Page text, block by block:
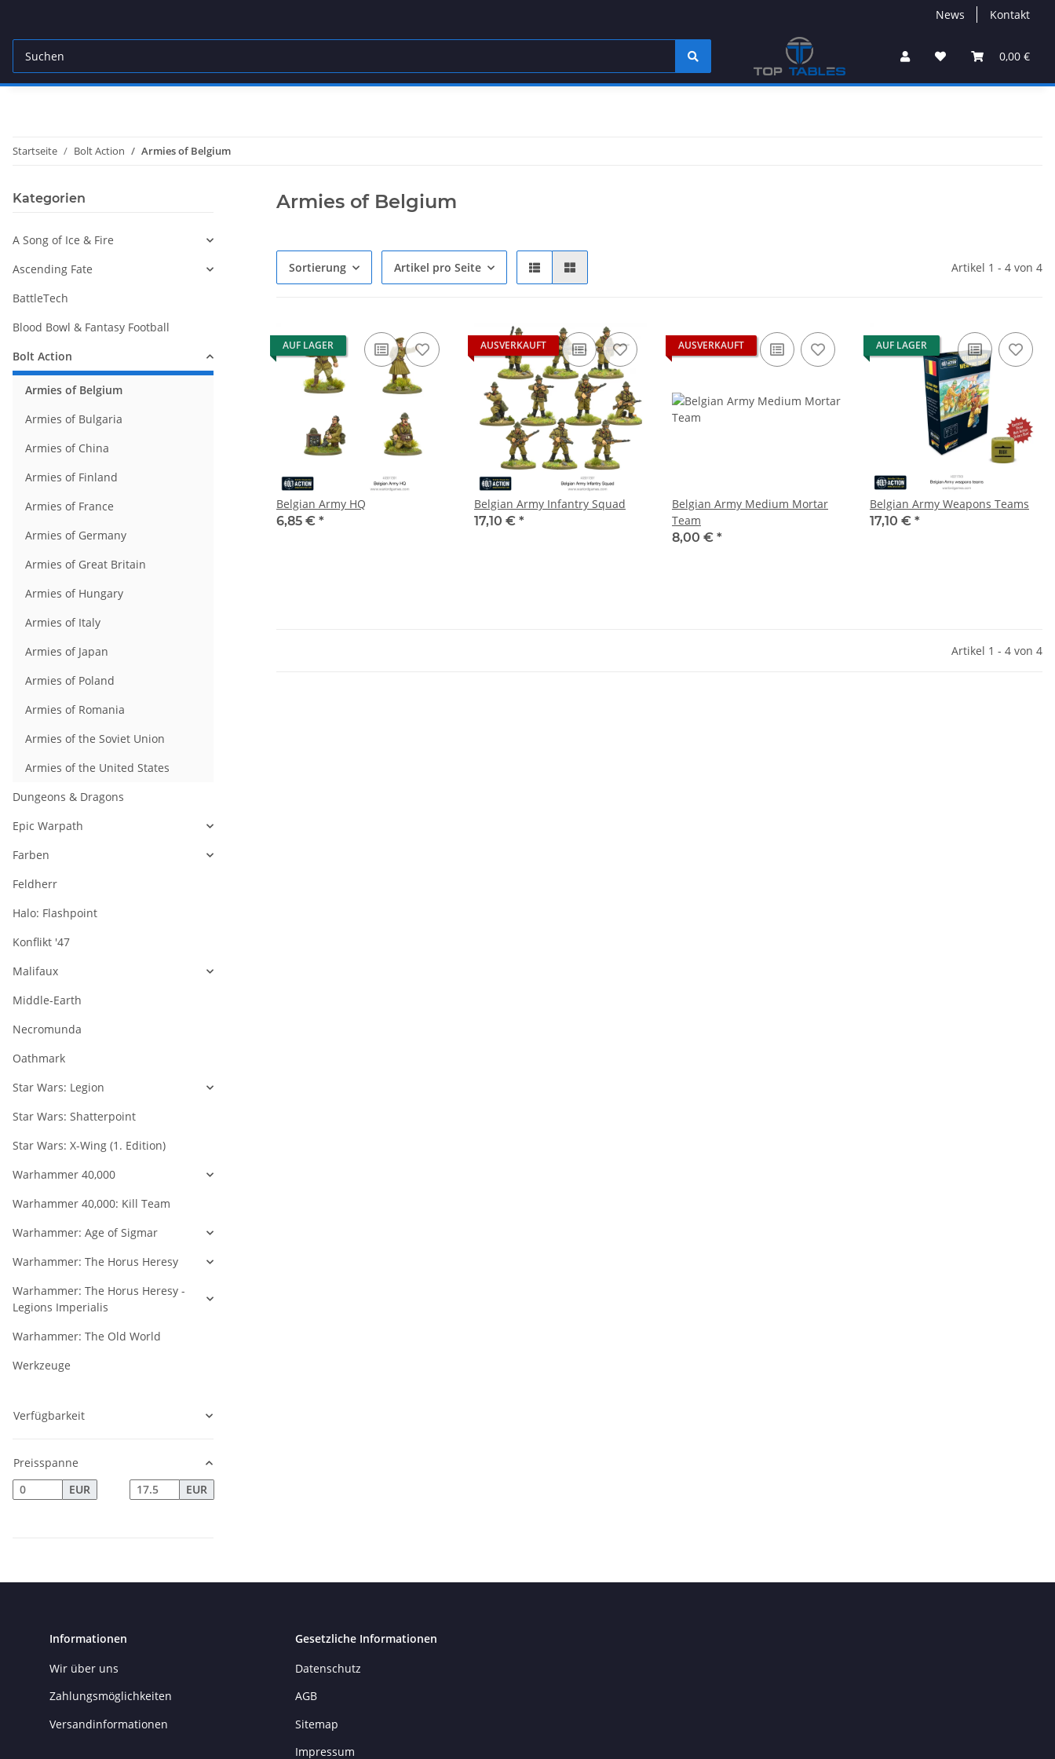
News Kontakt
0,00 €
Startseite Bolt Action Armies of Belgium
Armies of Belgium
Sortierung Artikel pro Seite Artikel 1 - 4 von 4
AUF LAGER
Belgian Army HQ
6,85 € *
AUSVERKAUFT
Belgian Army Infantry Squad
17,10 € *
AUSVERKAUFT
Belgian Army Medium Mortar
Team
8,00 € *
AUF LAGER
Belgian Army Weapons Teams
17,10 € *
Artikel 1 - 4 von 4
Kategorien
A Song of Ice & Fire
Ascending Fate
BattleTech
Blood Bowl & Fantasy Football
Bolt Action
Armies of Belgium
Armies of Bulgaria
Armies of China
Armies of Finland
Armies of France
Armies of Germany
Armies of Great Britain
Armies of Hungary
Armies of Italy
Armies of Japan
Armies of Poland
Armies of Romania
Armies of the Soviet Union
Armies of the United States
Dungeons & Dragons
Epic Warpath
Farben
Feldherr
Halo: Flashpoint
Konflikt '47
Malifaux
Middle-Earth
Necromunda
Oathmark
Star Wars: Legion
Star Wars: Shatterpoint
Star Wars: X-Wing (1. Edition)
Warhammer 40,000
Warhammer 40,000: Kill Team
Warhammer: Age of Sigmar
Warhammer: The Horus Heresy
Warhammer: The Horus Heresy -
Legions Imperialis
Warhammer: The Old World
Werkzeuge
Verfügbarkeit
Preisspanne
EUR
EUR
Informationen
Wir über uns
Zahlungsmöglichkeiten
Versandinformationen
Gesetzliche Informationen
Datenschutz
AGB
Sitemap
Impressum